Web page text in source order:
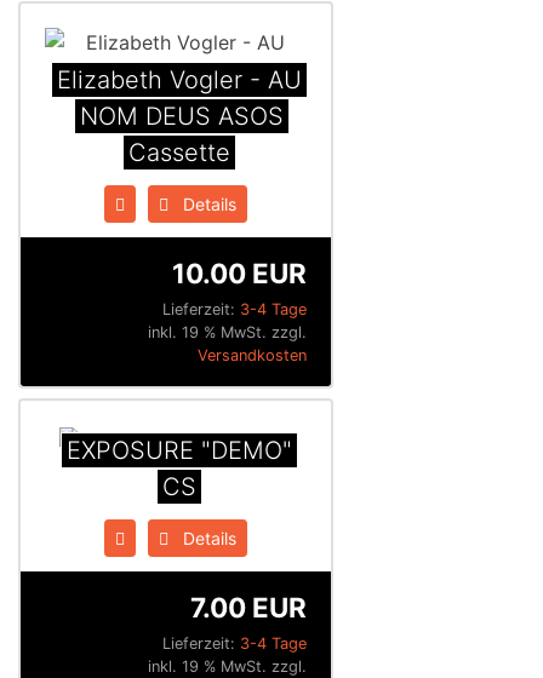
Elizabeth Vogler - AU
NOM DEUS ASOS
Cassette
Details
Lieferzeit: 3-4 Tage
10.00 EUR
inkl. 19 % MwSt. zzgl.
Versandkosten
EXPOSURE "DEMO"
CS
Details
Lieferzeit: 3-4 Tage
7.00 EUR
inkl. 19 % MwSt. zzgl.